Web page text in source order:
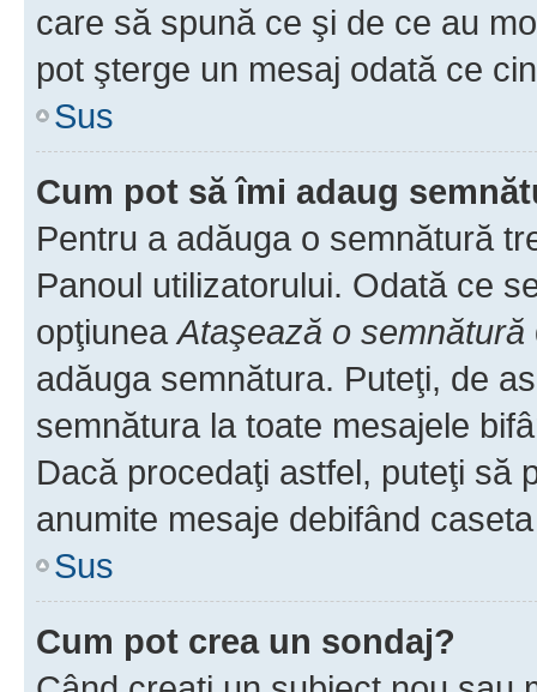
care să spună ce şi de ce au
pot şterge un mesaj odată ce
Sus
Cum pot să îmi adaug
Pentru a adăuga o semnătură
Panoul utilizatorului. Odată ce
opţiunea Ataşează o semnătură
adăuga semnătura. Puteţi, de
semnătura la toate mesajele
Dacă procedaţi astfel, puteţi să
anumite mesaje debifând
Sus
Cum pot crea un sondaj?